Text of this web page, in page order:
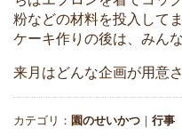
粉などの材料を投入して
ケーキ作りの後は、みん
来月はどんな企画が用意
カテゴリ： 園のせいかつ ｜ 行事